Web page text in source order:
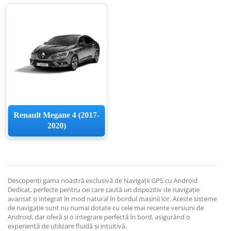
Camera frontala
Suport Telefon
Electrice auto
Redresoare Auto
Renault Megane 4 (2017-
2020)
Descoperiți gama noastră exclusivă de Navigații GPS cu Android
Dedicat, perfecte pentru cei care caută un dispozitiv de navigație
avansat și integrat în mod natural în bordul mașinii lor. Aceste sisteme
de navigație sunt nu numai dotate cu cele mai recente versiuni de
Android, dar oferă și o integrare perfectă în bord, asigurând o
experiență de utilizare fluidă și intuitivă.